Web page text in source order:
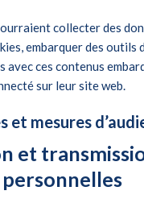
collecter des
embarquer des outils
ces contenus
sur leur site web.
et mesures
et